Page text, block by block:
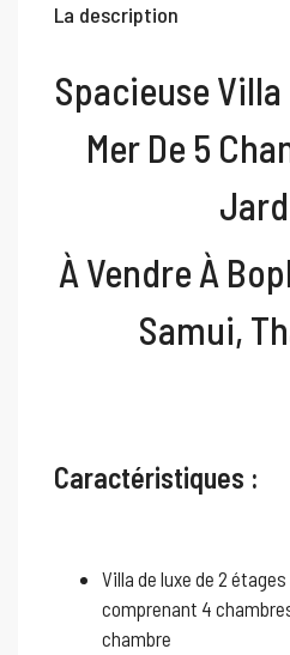
La description
Spacieuse
Mer De 5
À Vendre À
Samui,
Caractéristiques :
Villa de luxe de 2
comprenant 4
chambre